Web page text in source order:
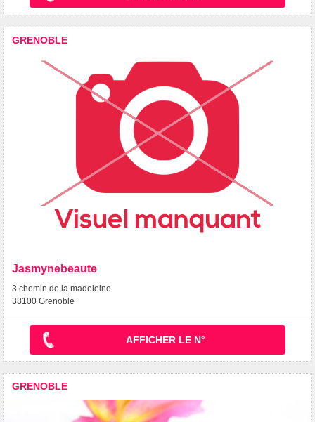
GRENOBLE
Jasmynebeaute
3 chemin de la madeleine
38100 Grenoble
AFFICHER LE N°
GRENOBLE